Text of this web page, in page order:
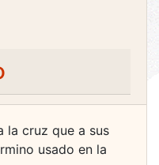
la cruz que a sus
usado en la